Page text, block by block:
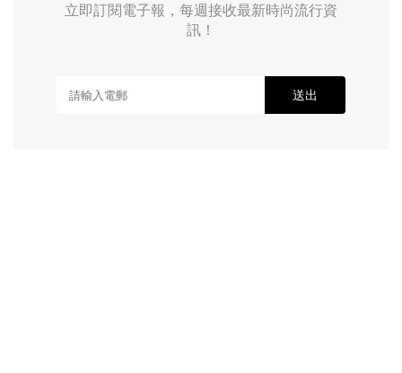
立即訂閱電子報，每週接收最新時尚流行資
訊！
送出